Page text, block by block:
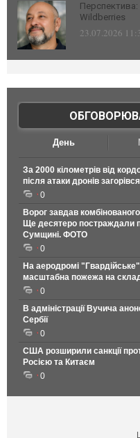
Перспектива:
Wildberries
23.07.2026
День
За 2000 кілометрів від
після атаки дронів
0
Ворог завдав
Ще десятеро постраждали
Сумщині. ФОТО
0
На аеродромі
масштабна пожежа на
0
В адміністрації Вучича
Сербії
0
США розширили санкції
Росією та Китаєм
0